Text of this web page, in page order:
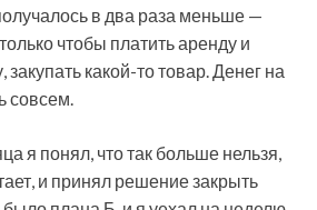
в два раза меньше —
чтобы платить аренду и
закупать какой-то товар. Денег на
совсем.
я понял, что так больше нельзя,
и принял решение закрыть